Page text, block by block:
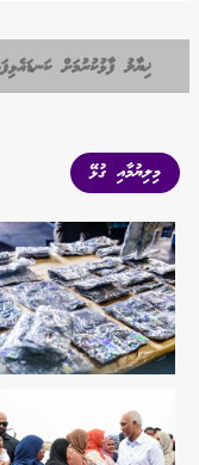
ޚިޔާލު ފާޅުކުރުމަށް
މިލިޔުމާއި ގުޅޭ